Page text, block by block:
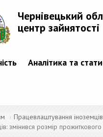
Чернівецький
центр зайнятості
Аналітика та
Працевлаштування
змінився розмір прожиткового